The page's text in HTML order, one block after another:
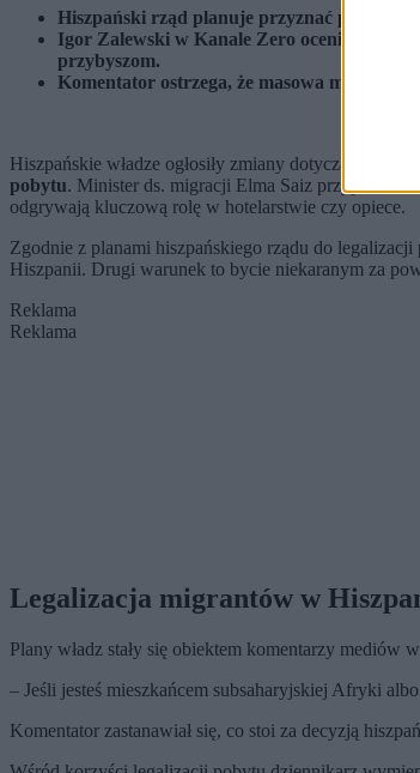
Hiszpański rząd planuje przyznać prawo
Igor Zalewski w Kanale Zero ocenia, że
przybyszom.
Komentator ostrzega, że masowa migracja
Hiszpańskie władze ogłosiły zmiany dotyczące
pobytu. Minister ds. migracji Elma Saiz
odgrywają kluczową rolę w hotelarstwie czy opiece.
Zgodnie z planami hiszpańskiego rządu do
Hiszpanii. Drugi warunek to bycie niekaranym za
Reklama
Reklama
Legalizacja migrantów w
Plany władz stały się obiektem komentarzy mediów
– Jeśli jesteś mieszkańcem subsaharyjskiej Afryki
Komentator zastanawiał się, co stoi za decyzją